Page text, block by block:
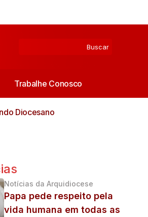
Trabalhe Conosco
Diocesano
Notícias da Arquidiocese
Papa pede respeito pela
vida humana em todas as